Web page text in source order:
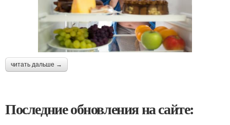
читать дальше →
Последние обновления на сайте: